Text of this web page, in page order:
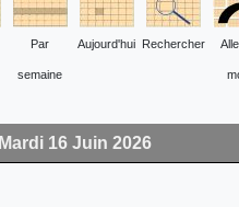
Par
semaine
Aujourd'hui Rechercher
Mardi 16 Juin 2026